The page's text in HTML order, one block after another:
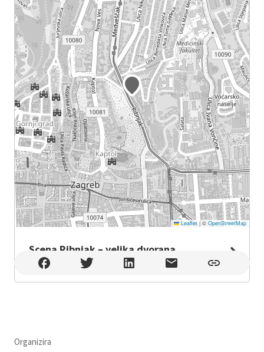
Leaflet |© OpenStreetMap
Scena Ribnjak – velika dvorana
Scena Ribnjak – velika dvorana , Zagreb
Organizira